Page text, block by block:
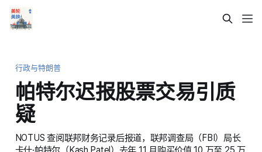
行政与特朗普
帕特尔迟报股票交易引质
疑
NOTUS 查阅联邦财务记录后报道，联邦调查局（FBI）局长